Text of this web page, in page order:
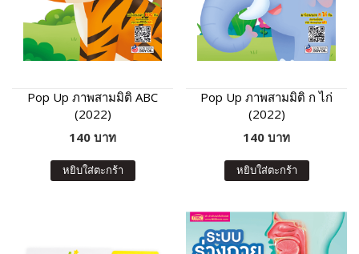
Pop Up ภาพสามมิติ ABC
(2022)
140 บาท
หยิบใส่ตะกร้า
Pop Up ภาพสามมิติ ก ไก่
(2022)
140 บาท
หยิบใส่ตะกร้า